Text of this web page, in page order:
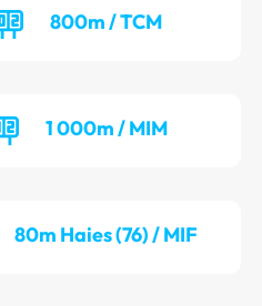
800m / TCM
1 000m / MIM
80m Haies (76) / MIF